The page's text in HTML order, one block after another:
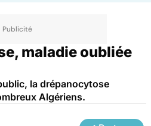
maladie oubliée
la drépanocytose
Algériens.